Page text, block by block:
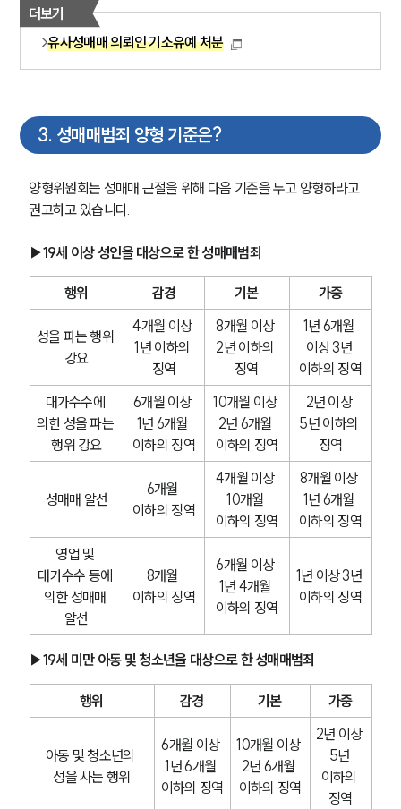
더보기
유사성매매 의뢰인 기소유예 처분
3. 성매매범죄 양형 기준은?
양형위원회는 성매매 근절을 위해 다음 기준을 두고 양형하라고
권고하고 있습니다.
▶19세 이상 성인을 대상으로 한 성매매범죄
행위 감경 기본 가중
성을 파는 행위
강요
4개월 이상
1년 이하의
징역
8개월 이상
2년 이하의
징역
1년 6개월
이상 3년
이하의 징역
대가수수에
의한 성을 파는
행위 강요
6개월 이상
1년 6개월
이하의 징역
10개월 이상
2년 6개월
이하의 징역
2년 이상
5년 이하의
징역
성매매 알선
6개월
이하의 징역
4개월 이상
10개월
이하의 징역
8개월 이상
1년 6개월
이하의 징역
영업 및
대가수수 등에
의한 성매매
알선
8개월
이하의 징역
6개월 이상
1년 4개월
이하의 징역
1년 이상 3년
이하의 징역
▶19세 미만 아동 및 청소년을 대상으로 한 성매매범죄
행위 감경 기본 가중
아동 및 청소년의
성을 사는 행위
6개월 이상
1년 6개월
이하의 징역
10개월 이상
2년 6개월
이하의 징역
2년 이상
5년
이하의
징역